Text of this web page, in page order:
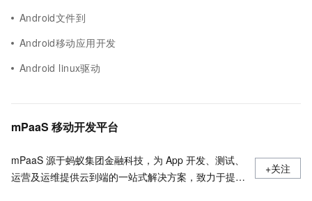
Android文件到
Android移动应用开发
Android linux驱动
mPaaS 移动开发平台
mPaaS 源于蚂蚁集团金融科技，为 App 开发、测试、
运营及运维提供云到端的一站式解决方案，致力于提供
+关注